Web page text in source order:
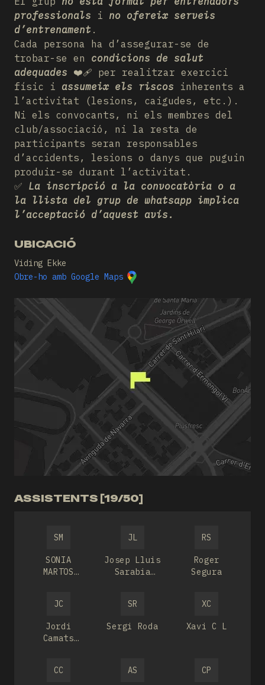
professionals i no ofereix serveis
d’entrenament .
Cada persona ha d’assegurar-se de
trobar-se en condicions de salut
adequades ❤️‍🩹 per realitzar exercici
físic i assumeix els riscos inherents a
l’activitat (lesions, caigudes, etc.).
Ni els convocants, ni els membres del
club/associació, ni la resta de
participants seran responsables
d’accidents, lesions o danys que puguin
produir-se durant l’activitat.
✅ La inscripció a la convocatòria o a
la llista del grup de whatsapp implica
l’acceptació d’aquest avís.
UBICACIÓ
Viding Ekke
Obre-ho amb Google Maps
ASSISTENTS [19/50]
SM
SONIA
MARTOS
JL
Josep Lluis
Sarabia
RS
Roger
Segura
JC
Jordi
Camats
SR
Sergi Roda
XC
Xavi C L
CC AS CP